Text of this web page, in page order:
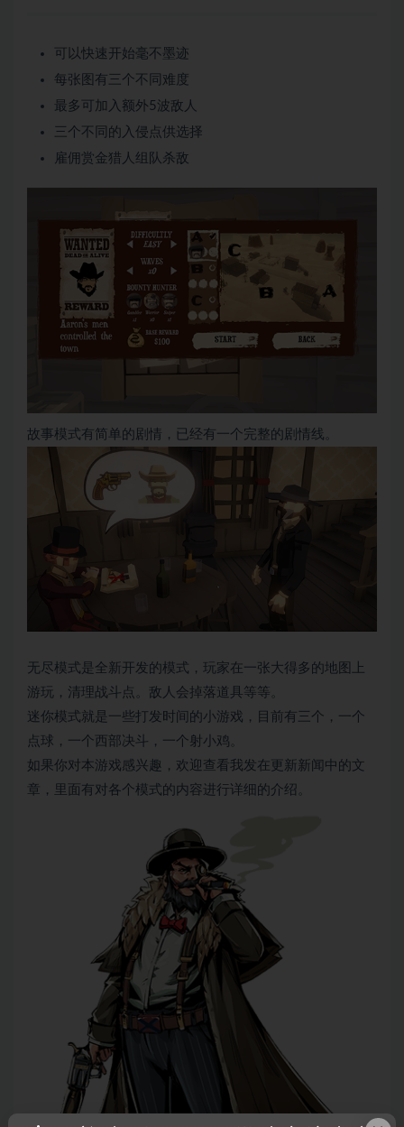
可以快速开始毫不墨迹
每张图有三个不同难度
最多可加入额外5波敌人
三个不同的入侵点供选择
雇佣赏金猎人组队杀敌
故事模式有简单的剧情，已经有一个完整的剧情线。
无尽模式是全新开发的模式，玩家在一张大得多的地图上
游玩，清理战斗点。敌人会掉落道具等等。
迷你模式就是一些打发时间的小游戏，目前有三个，一个
点球，一个西部决斗，一个射小鸡。
如果你对本游戏感兴趣，欢迎查看我发在更新新闻中的文
章，里面有对各个模式的内容进行详细的介绍。